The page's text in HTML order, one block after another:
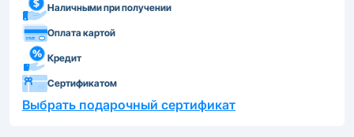
Наличными при получении
Оплата картой
Кредит
Сертификатом
Выбрать подарочный сертификат